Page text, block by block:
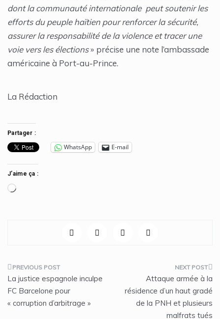
dont la communauté internationale peut soutenir les
efforts du peuple haïtien pour renforcer la sécurité,
assurer la responsabilité de la violence et tracer une
voie vers les élections» précise une note l’ambassade
américaine à Port-au-Prince.
La Rédaction
Partager :
WhatsApp E-mail
J’aime ça :
Chargement…
Navigation
de
l’article
La justice espagnole inculpe
FC Barcelone pour
« corruption d’arbitrage »
Attaque armée à la
résidence d’un haut gradé
de la PNH et plusieurs
malfrats tués